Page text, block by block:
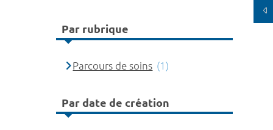
Par rubrique
Parcours de soins (1)
Par date de création